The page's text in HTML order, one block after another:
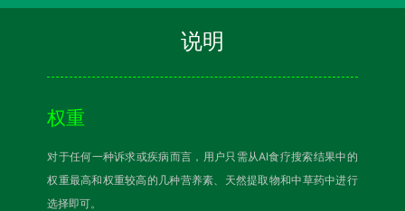
说明
权重
对于任何一种诉求或疾病而言，用户只需从AI食疗搜索结果中的
权重最高和权重较高的几种营养素、天然提取物和中草药中进行
选择即可。